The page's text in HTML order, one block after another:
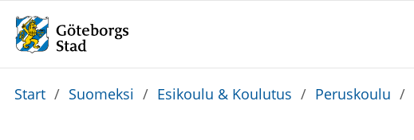
Du
Start / Suomeksi / Esikoulu & Koulutus / Peruskoulu /